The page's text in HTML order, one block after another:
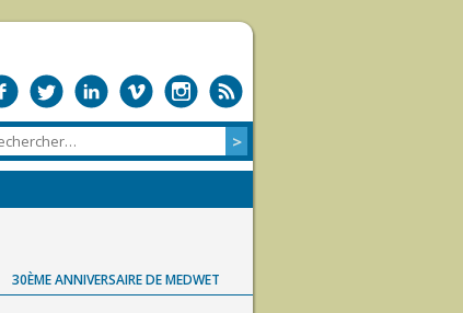
30ÈME ANNIVERSAIRE DE MEDWET